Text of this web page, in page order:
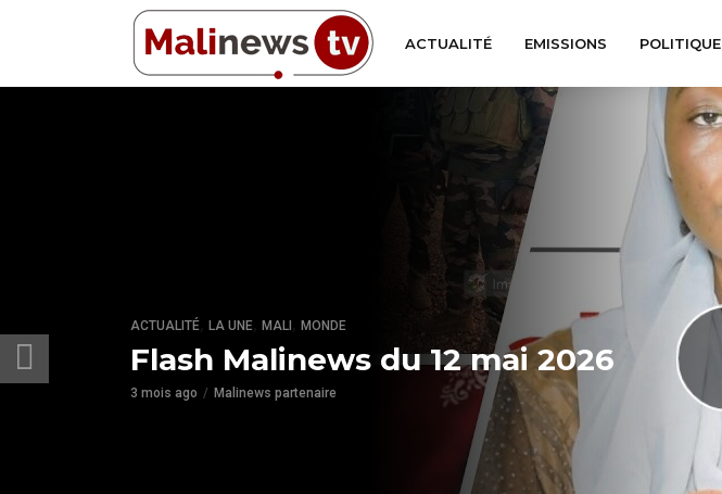
ACTUALITÉ EMISSIONS POLITIQUE
ACTUALITÉ LA UNE MALI MONDE
Flash Malinews du 12 mai 2026
3 mois ago Malinews partenaire